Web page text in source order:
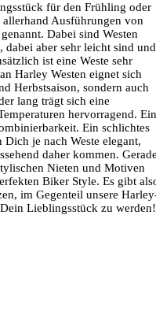
für den Frühling oder
Ausführungen von
Dabei sind Westen
aber sehr leicht sind und
ist eine Weste sehr
Harley Westen eignet sich
Herbstsaison, sondern auch
lang trägt sich eine
hervorragend.
Ein schlichtes
Dich je nach Weste elegant,
daher kommen.
Nieten und Motiven
Biker Style. Es gibt
im Gegenteil unsere
Lieblingsstück zu werden!